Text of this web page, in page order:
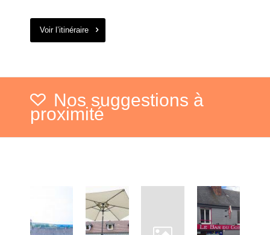
Voir l’itinéraire
Nos suggestions à
proximité